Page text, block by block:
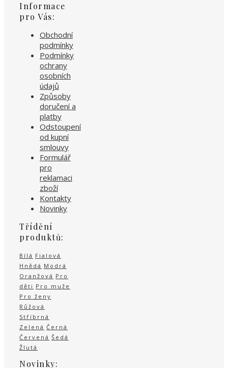
Informace
pro Vás:
Obchodní
podmínky
Podmínky
ochrany
osobních
údajů
Způsoby
doručení a
platby
Odstoupení
od kupní
smlouvy
Formulář
pro
reklamaci
zboží
Kontakty
Novinky
Třídění
produktů:
Bílá Fialová
Hnědá Modrá
Oranžová Pro
děti Pro muže
Pro ženy
Růžová
Stříbrná
Zelená Černá
Červená Šedá
Žlutá
Novinky: